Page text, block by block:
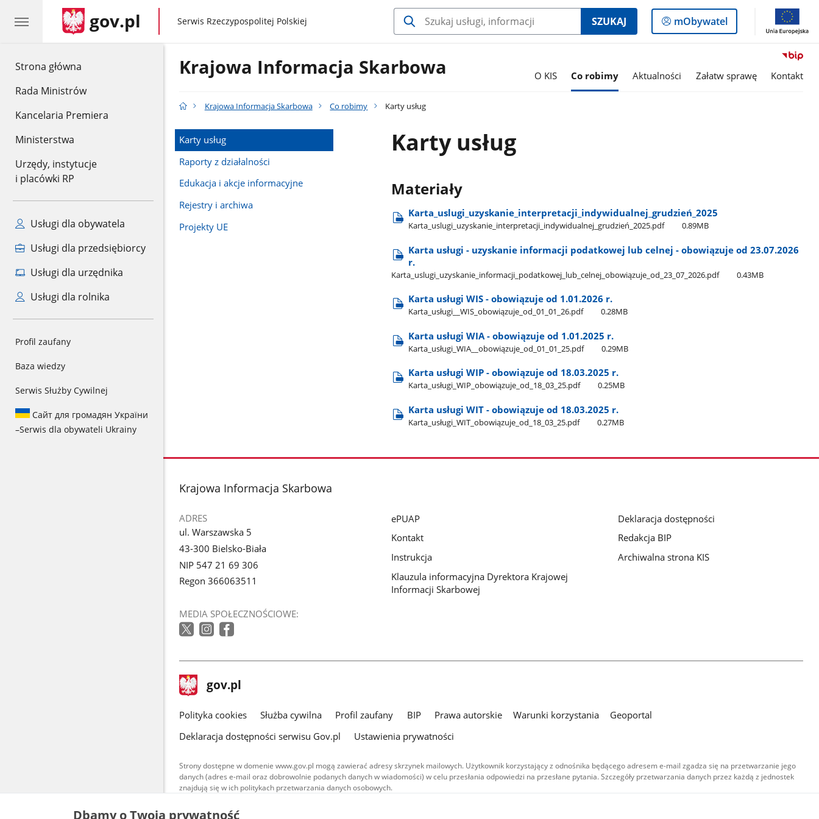
Strona główna
Rada Ministrów
Kancelaria Premiera
Ministerstwa
Urzędy, instytucje
i placówki RP
Usługi dla obywatela
Usługi dla przedsiębiorcy
Usługi dla urzędnika
Usługi dla rolnika
Profil zaufany
Baza wiedzy
Serwis Służby Cywilnej
Сайт для громадян України
–Serwis dla obywateli Ukrainy
gov.pl gov.pl
Serwis Rzeczypospolitej Polskiej SZUKAJ
Logowanie
do
mObywatel
Krajowa Informacja Skarbowa O KIS Co robimy Aktualności Załatw sprawę Kontakt
Krajowa Informacja Skarbowa Co robimy Karty usług
Karty usług
Raporty z działalności
Edukacja i akcje informacyjne
Rejestry i archiwa
Projekty UE
Karty usług
Materiały
Karta​_uslugi​_uzyskanie​_interpretacji​_indywidualnej​_grudzień​_2025
Karta​_uslugi​_uzyskanie​_interpretacji​_indywidualnej​_grudzień​_2025.pdf 0.89MB
Karta usługi - uzyskanie informacji podatkowej lub celnej - obowiązuje od 23.07.2026
r.
Karta​_uslugi​_uzyskanie​_informacji​_podatkowej​_lub​_celnej​_obowiązuje​_od​_23​_07​_2026.pdf 0.43MB
Karta usługi WIS - obowiązuje od 1.01.2026 r.
Karta​_usługi​_​_WIS​_obowiązuje​_od​_01​_01​_26.pdf 0.28MB
Karta usługi WIA - obowiązuje od 1.01.2025 r.
Karta​_usługi​_WIA​_​_obowiązuje​_od​_01​_01​_25.pdf 0.29MB
Karta usługi WIP - obowiązuje od 18.03.2025 r.
Karta​_usługi​_WIP​_obowiązuje​_od​_18​_03​_25.pdf 0.25MB
Karta usługi WIT - obowiązuje od 18.03.2025 r.
Karta​_usługi​_WIT​_obowiązuje​_od​_18​_03​_25.pdf 0.27MB
stopka
Krajowa Informacja Skarbowa
ADRES
ul. Warszawska 5
43-300 Bielsko-Biała
NIP 547 21 69 306
Regon 366063511
MEDIA SPOŁECZNOŚCIOWE:
ePUAP
Kontakt
Instrukcja
Klauzula informacyjna Dyrektora Krajowej
Informacji Skarbowej
Deklaracja dostępności
Redakcja BIP
Archiwalna strona KIS
stopka
gov.pl Strona
gov.pl
gov.pl
Polityka cookies Służba cywilna Profil zaufany BIP Prawa autorskie Warunki korzystania
Geoportal
Deklaracja dostępności serwisu Gov.pl
Ustawienia prywatności
Strony dostępne w domenie www.gov.pl mogą zawierać adresy skrzynek mailowych. Użytkownik korzystający z odnośnika będącego adresem e-mail zgadza się na przetwarzanie jego
danych (adres e-mail oraz dobrowolnie podanych danych w wiadomości) w celu przesłania odpowiedzi na przesłane pytania. Szczegóły przetwarzania danych przez każdą z jednostek
znajdują się w ich politykach przetwarzania danych osobowych.
Treści tekstowe publikowane w serwisie (z wyłączeniem treści audiowizualnych), są
Dbamy o Twoją prywatność